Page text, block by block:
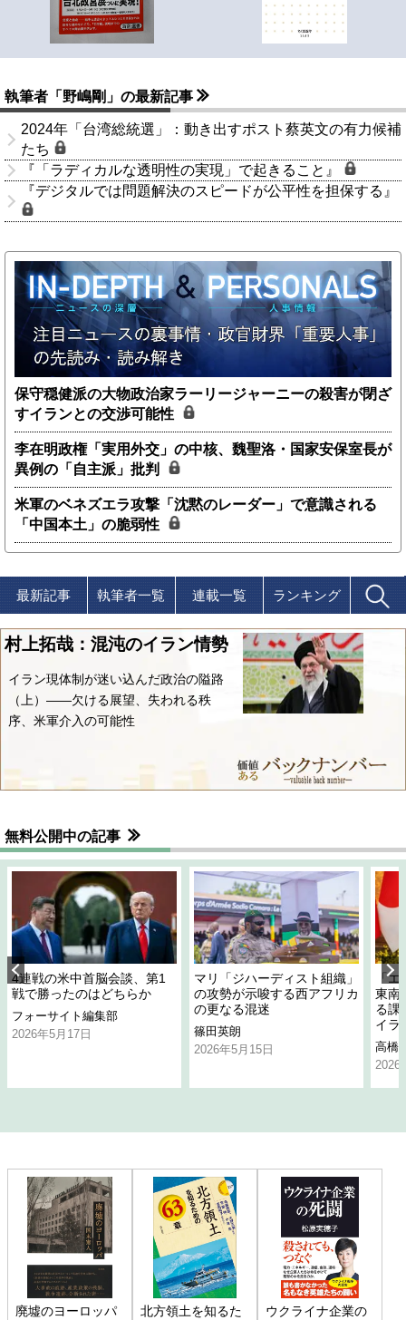
執筆者「野嶋剛」の最新記事
2024年「台湾総統選」：動き出すポスト蔡英文の有力候補
たち
『「ラディカルな透明性の実現」で起きること』
『デジタルでは問題解決のスピードが公平性を担保する』
保守穏健派の大物政治家ラーリージャーニーの殺害が閉ざ
すイランとの交渉可能性
李在明政権「実用外交」の中核、魏聖洛・国家安保室長が
異例の「自主派」批判
米軍のベネズエラ攻撃「沈黙のレーダー」で意識される
「中国本土」の脆弱性
最新記事 執筆者一覧 連載一覧 ランキング
村上拓哉：混沌のイラン情勢
イラン現体制が迷い込んだ政治の隘路
（上）――欠ける展望、失われる秩
序、米軍介入の可能性
無料公開中の記事
4連戦の米中首脳会談、第1
戦で勝ったのはどちらか
フォーサイト編集部
2026年5月17日
マリ「ジハーディスト組織」
の攻勢が示唆する西アフリカ
の更なる混迷
篠田英朗
2026年5月15日
「
東南
る課
イラ
高橋
2026
廃墟のヨーロッパ
北方領土を知るた
ウクライナ企業の